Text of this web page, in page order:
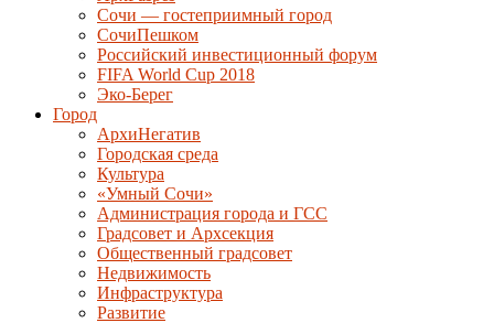
Сочи — гостеприимный город
СочиПешком
Российский инвестиционный форум
FIFA World Cup 2018
Эко-Берег
Город
АрхиНегатив
Городская среда
Культура
«Умный Сочи»
Администрация города и ГСС
Градсовет и Архсекция
Общественный градсовет
Недвижимость
Инфраструктура
Развитие